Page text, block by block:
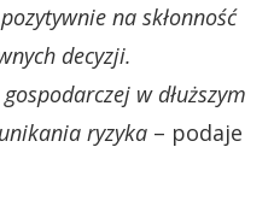
na skłonność
decyzji.
w dłuższym
ryzyka – podaje